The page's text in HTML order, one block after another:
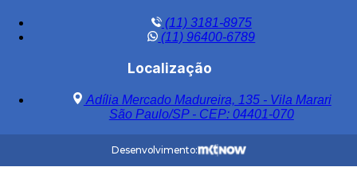
Filtro central de água
Filtro central de água em aço inox
Filtro central de água inox
Filtro central de água potável aço inox
Filtro central para condomínios
(11) 3181-8975
(11) 96400-6789
Localização
Adília Mercado Madureira, 135 - Vila Marari
São Paulo/SP - CEP: 04401-070
Desenvolvimento: